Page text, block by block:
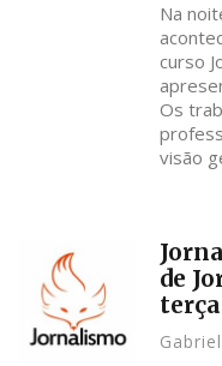
Na
curso
Os
visão
de
terça